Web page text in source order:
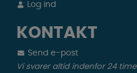
Log ind
KONTAKT
Send e-post
Vi svarer altid indenfor 24